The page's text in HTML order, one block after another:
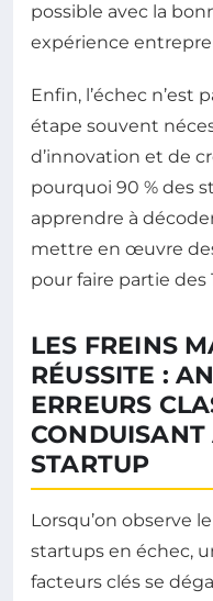
possible avec la
expérience
Enfin, l’échec n’est
étape souvent
d’innovation et de
pourquoi 90 % des
apprendre à
mettre en œuvre
pour faire partie des
LES FREINS
RÉUSSITE :
ERREURS
CONDUISANT
STARTUP
Lorsqu’on observe
startups en échec,
facteurs clés se